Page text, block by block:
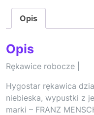
Opis
Opis
Rękawice robocze |
Hygostar rękawica
niebieska, wypustki z
marki – FRANZ